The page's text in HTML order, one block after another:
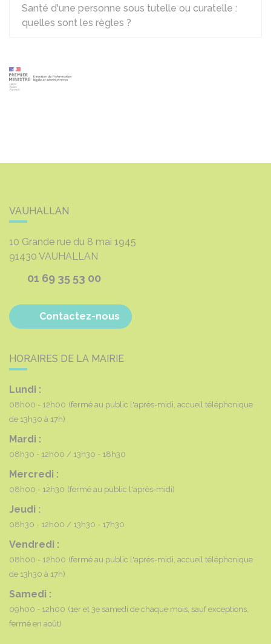
Santé d'une personne sous tutelle ou curatelle :
quelles sont les règles ?
VAUHALLAN
10 Grande rue du 8 mai 1945
91430 VAUHALLAN
01 69 35 53 00
Contactez-nous
HORAIRES DE LA MAIRIE
Lundi :
08h00 - 12h00 (fermé au public l'après-midi, accueil téléphonique
de 13h30 à 17h)
Mardi :
08h30 - 12h00 13h30 - 18h30
Mercredi :
08h00 - 12h30 (fermé au public l'après-midi)
Jeudi :
08h30 - 12h00 13h30 - 17h30
Vendredi :
08h00 - 12h00 (fermé au public l'après-midi, accueil téléphonique
de 13h30 à 17h)
Samedi :
09h00 - 12h00 (1er et 3e samedi de chaque mois, sauf exceptions,
fermé en août)